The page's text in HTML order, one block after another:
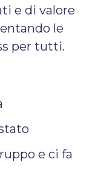
e di valore
le
per tutti.
e ci fa